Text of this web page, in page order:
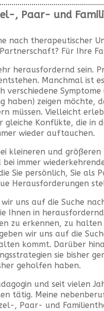
, Paar- und
nach therapeutischer
Für Ihre
herausfordernd sein.
Manchmal ist
verschiedene Symptome
haben) zeigen möchte,
müssen. Vielleicht
gleiche Konflikte, die in
wieder auftauchen.
kleineren und größeren
bei immer
Sie persönlich, Sie als
Herausforderungen
wir uns auf die Suche
Ihnen in
zu erkennen, zu halten
wir uns auf die
kommt. Darüber
sie bisher
geholfen haben.
und seit vielen
tätig. Meine
, Paar- und